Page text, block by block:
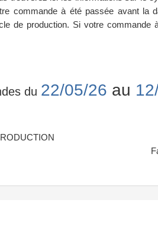
commande à été passée avant la
de production. Si votre
du 22/05/26 au